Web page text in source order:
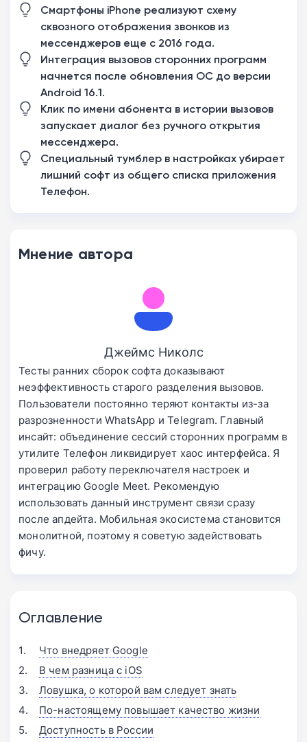
Смартфоны iPhone реализуют схему
сквозного отображения звонков из
мессенджеров еще с 2016 года.
Интеграция вызовов сторонних программ
начнется после обновления ОС до версии
Android 16.1.
Клик по имени абонента в истории вызовов
запускает диалог без ручного открытия
мессенджера.
Специальный тумблер в настройках убирает
лишний софт из общего списка приложения
Телефон.
Мнение автора
Джеймс Николс
Тесты ранних сборок софта доказывают
неэффективность старого разделения вызовов.
Пользователи постоянно теряют контакты из-за
разрозненности WhatsApp и Telegram. Главный
инсайт: объединение сессий сторонних программ в
утилите Телефон ликвидирует хаос интерфейса. Я
проверил работу переключателя настроек и
интеграцию Google Meet. Рекомендую
использовать данный инструмент связи сразу
после апдейта. Мобильная экосистема становится
монолитной, поэтому я советую задействовать
фичу.
Оглавление
Что внедряет Google
В чем разница с iOS
Ловушка, о которой вам следует знать
По-настоящему повышает качество жизни
Доступность в России